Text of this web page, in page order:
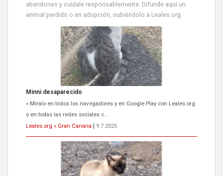
abandones y cuídale responsablemente. Difunde aquí un
animal perdido o en adopción, subiéndolo a Leales.org
Siami Perdida
Se llama Siami,es hembra de 4 años,esterilizada con marca de
oreja,cariñosa,mimosa pero miedosa,e...
Leales.org » Gran Canaria
9.7.2025